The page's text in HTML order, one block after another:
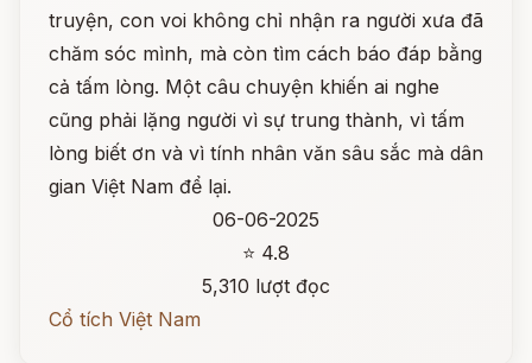
truyện, con voi không chỉ nhận ra người xưa đã
chăm sóc mình, mà còn tìm cách báo đáp bằng
cả tấm lòng. Một câu chuyện khiến ai nghe
cũng phải lặng người vì sự trung thành, vì tấm
lòng biết ơn và vì tính nhân văn sâu sắc mà dân
gian Việt Nam để lại.
06-06-2025
⭐ 4.8
5,310 lượt đọc
Cổ tích Việt Nam